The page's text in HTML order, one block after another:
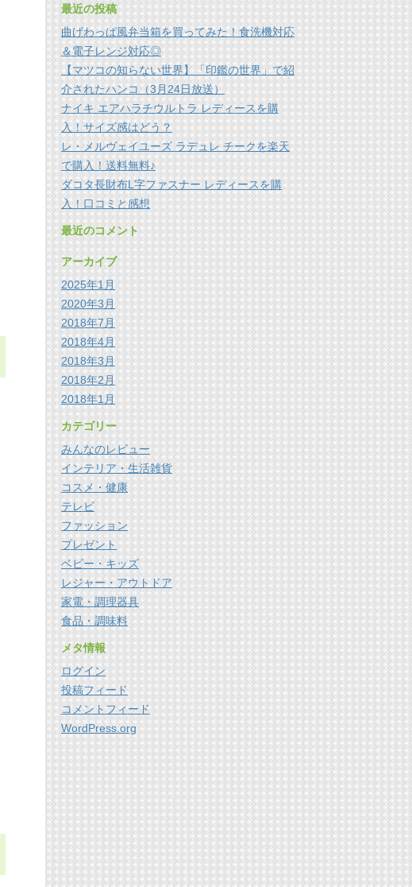
最近の投稿
曲げわっぱ風弁当箱を買ってみた！食洗機対応
＆電子レンジ対応◎
【マツコの知らない世界】「印鑑の世界」で紹
介されたハンコ（3月24日放送）
ナイキ エアハラチウルトラ レディースを購
入！サイズ感はどう？
レ・メルヴェイユーズ ラデュレ チークを楽天
で購入！送料無料♪
ダコタ長財布L字ファスナー レディースを購
入！口コミと感想
最近のコメント
アーカイブ
2025年1月
2020年3月
2018年7月
2018年4月
2018年3月
2018年2月
2018年1月
カテゴリー
みんなのレビュー
インテリア・生活雑貨
コスメ・健康
テレビ
ファッション
プレゼント
ベビー・キッズ
レジャー・アウトドア
家電・調理器具
食品・調味料
メタ情報
ログイン
投稿フィード
コメントフィード
WordPress.org